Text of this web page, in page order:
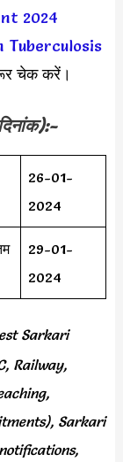
2024
चेक करें।
26-01-
2024
29-01-
2024
Sarkari
Railway,
Sarkari